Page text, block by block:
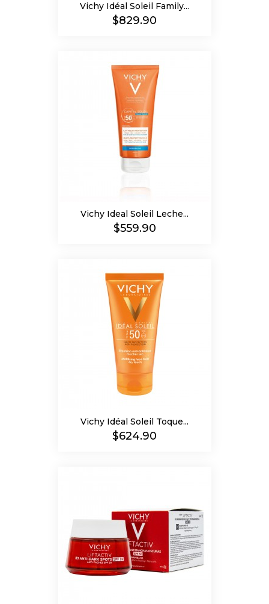
Vichy Idéal Soleil Family...
Precio
$829.90
Vichy Ideal Soleil Leche...
Precio
$559.90
Vichy Idéal Soleil Toque...
Precio
$624.90